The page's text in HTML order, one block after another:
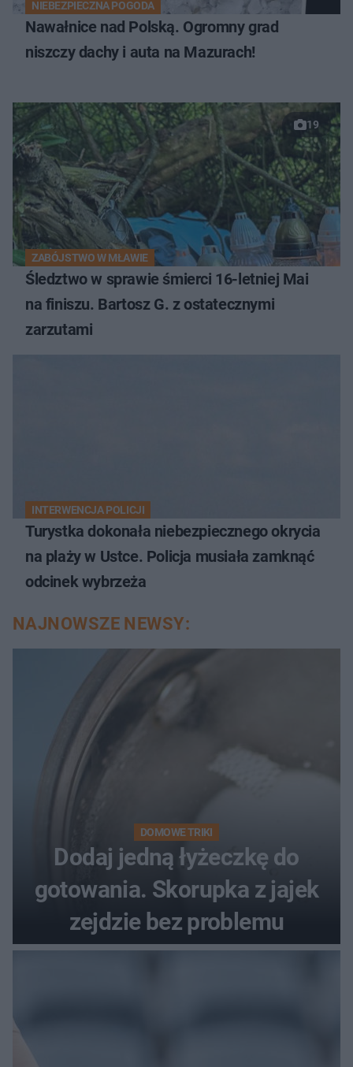
NIEBEZPIECZNA POGODA
Nawałnice nad Polską. Ogromny grad
niszczy dachy i auta na Mazurach!
19
ZABÓJSTWO W MŁAWIE
Śledztwo w sprawie śmierci 16-letniej Mai
na finiszu. Bartosz G. z ostatecznymi
zarzutami
INTERWENCJA POLICJI
Turystka dokonała niebezpiecznego okrycia
na plaży w Ustce. Policja musiała zamknąć
odcinek wybrzeża
NAJNOWSZE NEWSY:
DOMOWE TRIKI
Dodaj jedną łyżeczkę do
gotowania. Skorupka z jajek
zejdzie bez problemu